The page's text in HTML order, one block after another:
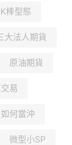
K棒型態
大法人期貨
原油期貨
易
如何當沖
微型小SP